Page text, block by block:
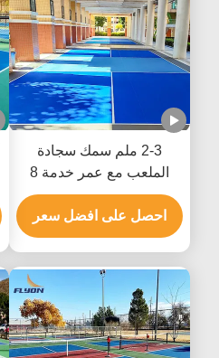
2-3 ملم سمك سجادة
الملعب مع عمر خدمة 8
سنوات للاستخدام الداخلي
والخارجي
احصل على افضل سعر